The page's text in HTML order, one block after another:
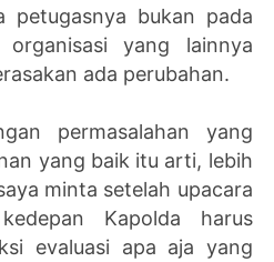
petugasnya bukan pada
yang lainnya
ada perubahan.
permasalahan yang
yang baik itu arti, lebih
minta setelah upacara
Kapolda harus
evaluasi apa aja yang